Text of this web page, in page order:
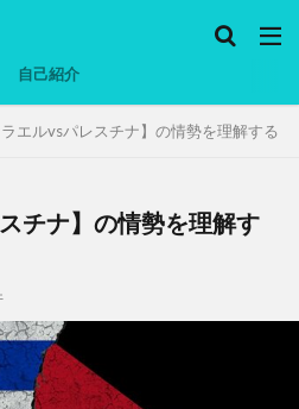
自己紹介
ラエルvsパレスチナ】の情勢を理解する
チナ】の情勢を理解す
ヨーグルト
検索